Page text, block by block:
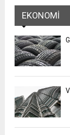
EKONOMI